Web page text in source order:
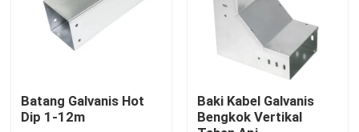
Tur Pabrik
Batang Galvanis Hot
Dip 1-12m
Baki Kabel Galvanis
Bengkok Vertikal